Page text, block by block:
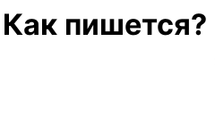
Как пишется?